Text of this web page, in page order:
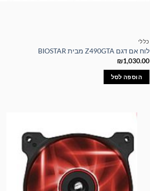
כללי
לוח אם דגם Z490GTA מבית BIOSTAR
₪1,030.00
הוספה לסל